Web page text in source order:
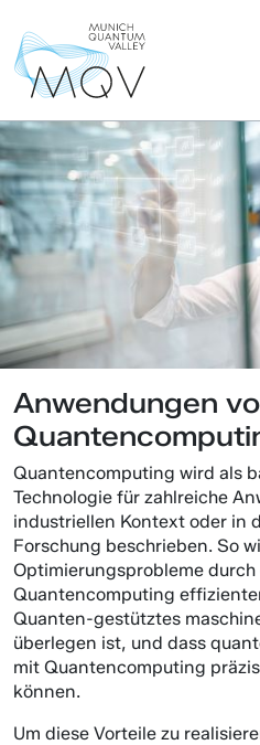
Anwendungen
Quantencomputing wird als
Technologie für zahlreiche
industriellen Kontext oder in
Forschung beschrieben. So
Optimierungsprobleme durch
Quantencomputing
Quanten-gestütztes
überlegen ist, und dass
mit Quantencomputing
können.
Um diese Vorteile zu